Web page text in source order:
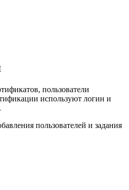
пользователи
используют логин и
пользователей и задания